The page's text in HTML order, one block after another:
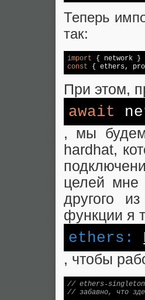
Теперь
так:
import { network }
const { ethers,
При этом,
await
, мы
hardhat,
целей мне
другого
функции я
ethers:
, чтобы
// ethers-
// забавно, что